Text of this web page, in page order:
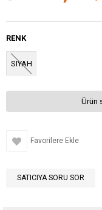
RENK
SIYAH
Ürün
Favorilere Ekle
SATICIYA SORU SOR